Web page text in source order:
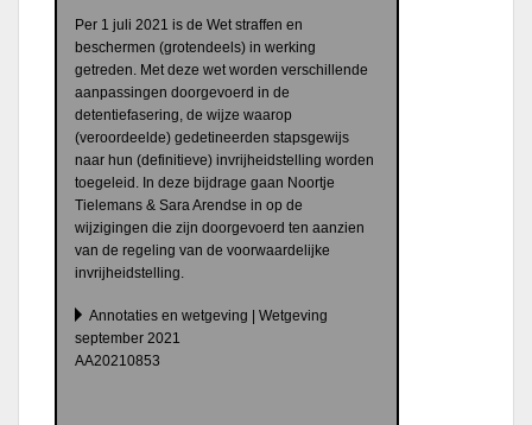
Per 1 juli 2021 is de Wet straffen en
beschermen (grotendeels) in werking
getreden. Met deze wet worden verschillende
aanpassingen doorgevoerd in de
detentiefasering, de wijze waarop
(veroordeelde) gedetineerden stapsgewijs
naar hun (definitieve) invrijheidstelling worden
toegeleid. In deze bijdrage gaan Noortje
Tielemans & Sara Arendse in op de
wijzigingen die zijn doorgevoerd ten aanzien
van de regeling van de voorwaardelijke
invrijheidstelling.
Annotaties en wetgeving | Wetgeving
september 2021
AA20210853